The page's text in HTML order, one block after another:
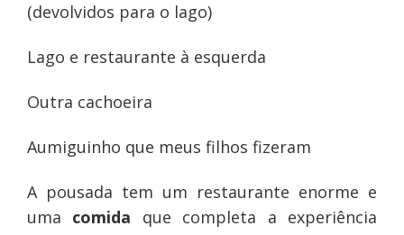
(devolvidos para o lago)
Lago e restaurante à esquerda
Outra cachoeira
Aumiguinho que meus filhos fizeram
A pousada tem um restaurante enorme e
uma comida que completa a experiência